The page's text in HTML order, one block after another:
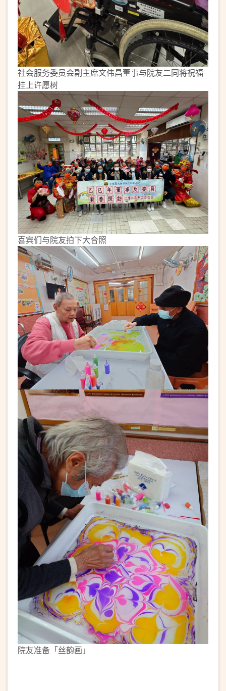
社会服务委员会副主席文伟昌董事与院友二同将祝福
挂上许愿树
喜宾们与院友拍下大合照
院友准备「丝韵画」